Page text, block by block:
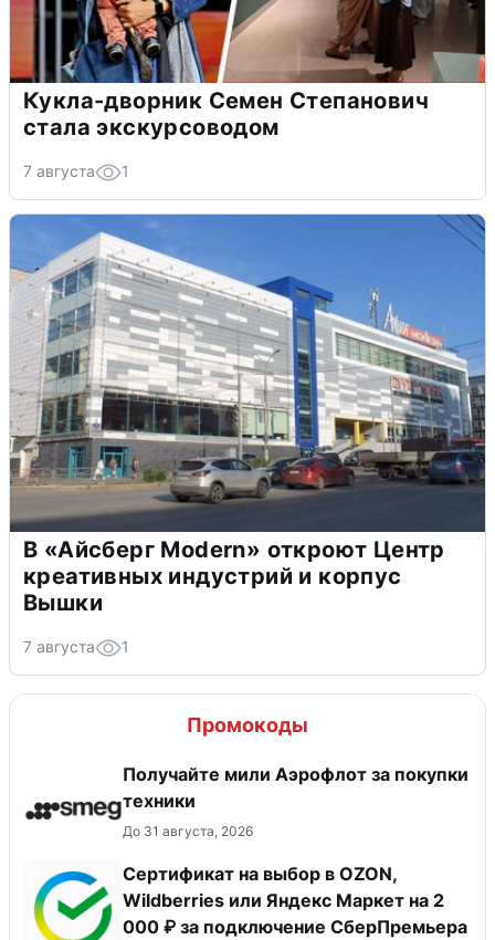
Кукла-дворник Семен Степанович
стала экскурсоводом
7 августа 1
В «Айсберг Modern» откроют Центр
креативных индустрий и корпус
Вышки
7 августа 1
Промокоды
Получайте мили Аэрофлот за покупки
техники
До 31 августа, 2026
Сертификат на выбор в OZON,
Wildberries или Яндекс Маркет на 2
000 ₽ за подключение СберПремьера